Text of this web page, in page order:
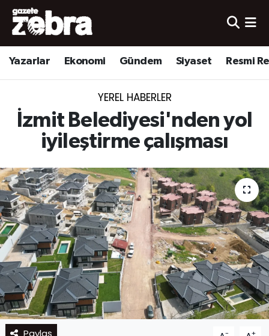
Yazarlar Ekonomi Gündem Siyaset Resmi
YEREL HABERLER
İzmit Belediyesi'nden yol
iyileştirme çalışması
Paylaş - +
Yazarlar
Ekonomi
Yerel
Spor
Nöbetçi Eczaneler
Hava Durumu
Süper Lig Puan Durumu ve Fikstür
Tüm Manşetler
Son Dakika Haberleri
Haber Arşivi